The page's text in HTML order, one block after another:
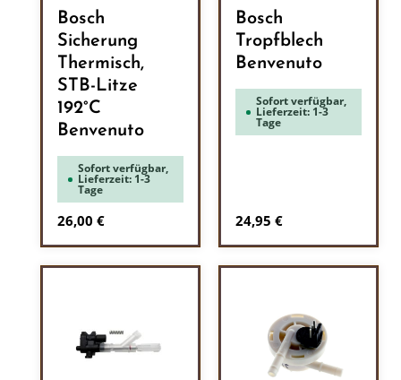
Bosch
Sicherung
Thermisch,
STB-Litze
192°C
Benvenuto
Sofort verfügbar,
Lieferzeit: 1-3
Tage
Regulärer Preis:
26,00 €
Bosch
Tropfblech
Benvenuto
Sofort verfügbar,
Lieferzeit: 1-3
Tage
Regulärer Preis:
24,95 €